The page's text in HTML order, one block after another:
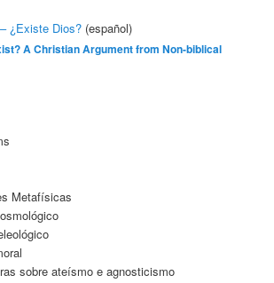
¿Existe Dios?(español)
A Christian Argument from Non-biblical
Metafísicas
sobre ateísmo e agnosticismo